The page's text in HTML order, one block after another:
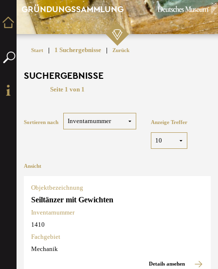
GRÜNDUNGSSAMMLUNG
Start | 1 Suchergebnisse | Zurück
SUCHERGEBNISSE
Seite 1 von 1
Sortieren nach Anzeige Treffer
Ansicht
Objektbezeichnung
Seiltänzer mit Gewichten
Inventarnummer
1410
Fachgebiet
Mechanik
Details ansehen